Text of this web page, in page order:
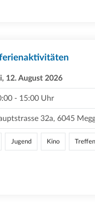
12. August 2026
- 15:00 Uhr
32a, 6045
Jugend Kino Treffen